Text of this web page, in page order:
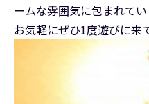
ームな雰囲気に包まれてい
お気軽にぜひ1度遊びに